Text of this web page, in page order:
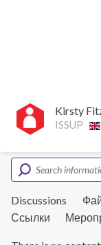
Kirsty
ISSUP
Discussions
Ссылки